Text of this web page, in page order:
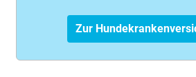
Zur